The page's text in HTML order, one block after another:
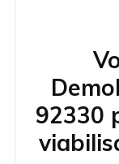
92330